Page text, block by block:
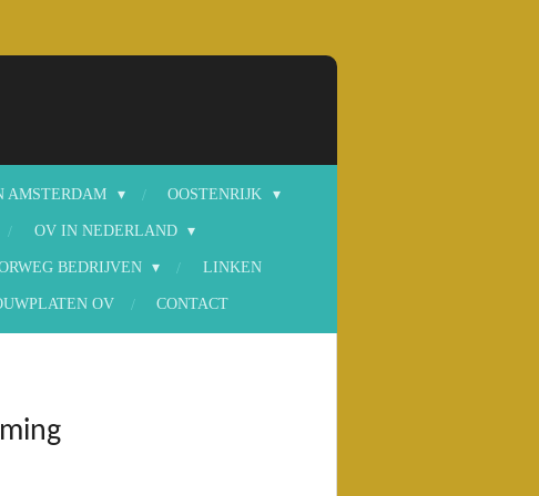
AMSTERDAM OOSTENRIJK
OV IN NEDERLAND
BEDRIJVEN LINKEN
OV CONTACT